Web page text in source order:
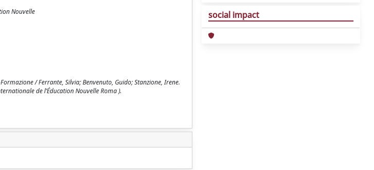
Nouvelle
/ Ferrante, Silvia; Benvenuto, Guido; Stanzione, Irene.
de l’Éducation Nouvelle Roma ).
social impact